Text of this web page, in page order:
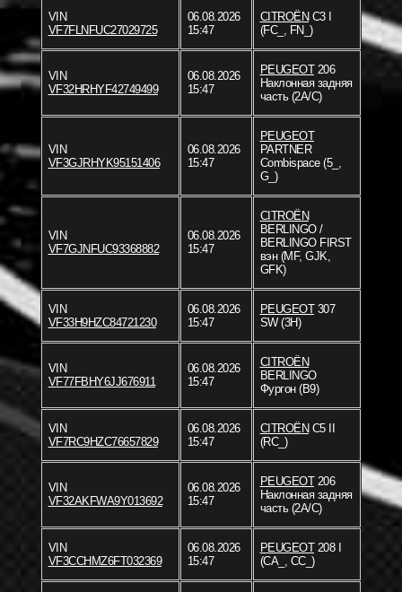
VIN
VF7FLNFUC27029725
06.08.2026
15:47
CITROËN C3 I
(FC_, FN_)
VIN
VF32HRHYF42749499
06.08.2026
15:47
PEUGEOT206
Наклонная задняя
часть (2A/C)
VIN
VF3GJRHYK95151406
06.08.2026
15:47
PEUGEOT
PARTNER
Combispace (5_,
G_)
VIN
VF7GJNFUC93368882
06.08.2026
15:47
CITROËN
BERLINGO /
BERLINGO FIRST
вэн (MF, GJK,
GFK)
VIN
VF33H9HZC84721230
06.08.2026
15:47
PEUGEOT307
SW (3H)
VIN
VF77FBHY6JJ676911
06.08.2026
15:47
CITROËN
BERLINGO
Фургон (B9)
VIN
VF7RC9HZC76657829
06.08.2026
15:47
CITROËN C5 II
(RC_)
VIN
VF32AKFWA9Y013692
06.08.2026
15:47
PEUGEOT206
Наклонная задняя
часть (2A/C)
VIN
VF3CCHMZ6FT032369
06.08.2026
15:47
PEUGEOT208 I
(CA_, CC_)